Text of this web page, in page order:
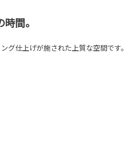
間。
グ仕上げが施された上質な空間です。